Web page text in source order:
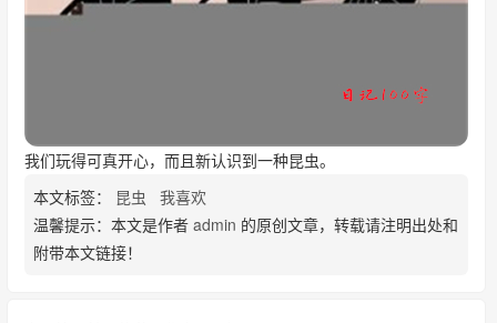
我们玩得可真开心，而且新认识到一种昆虫。
本文标签： 昆虫
我喜欢
温馨提示：本文是作者 admin 的原创文章，转载请注明出处和
附带本文链接！